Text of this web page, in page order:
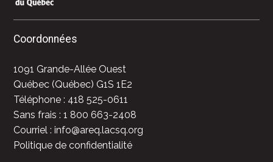
Coordonnées
1091 Grande-Allée Ouest
Québec (Québec) G1S 1E2
Téléphone : 418 525-0611
Sans frais : 1 800 663-2408
Courriel : info@areq.lacsq.org
Politique de confidentialité